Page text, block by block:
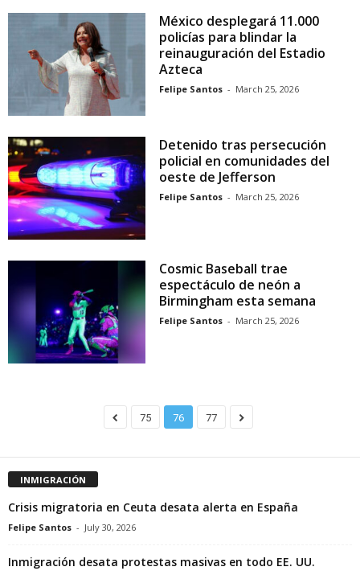
México desplegará 11.000
policías para blindar la
reinauguración del Estadio
Azteca
Felipe Santos - March 25, 2026
Detenido tras persecución
policial en comunidades del
oeste de Jefferson
Felipe Santos - March 25, 2026
Cosmic Baseball trae
espectáculo de neón a
Birmingham esta semana
Felipe Santos - March 25, 2026
75 76 77
INMIGRACIÓN
Crisis migratoria en Ceuta desata alerta en España
Felipe Santos - July 30, 2026
Inmigración desata protestas masivas en todo EE. UU.